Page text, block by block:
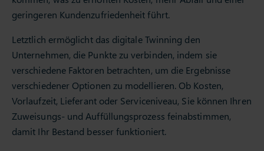
geringeren Kundenzufriedenheit führt.
Letztlich ermöglicht das digitale Twinning den
Unternehmen, die Punkte zu verbinden, indem sie
verschiedene Faktoren betrachten, um die Ergebnisse
verschiedener Optionen zu modellieren. Ob Kosten,
Vorlaufzeit, Lieferant oder Serviceniveau, Sie können Ihren
Zuweisungs- und Auffüllungsprozess feinabstimmen,
damit Ihr Bestand besser funktioniert.